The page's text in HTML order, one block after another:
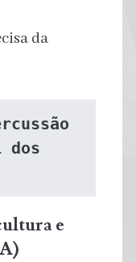
da
dos
e